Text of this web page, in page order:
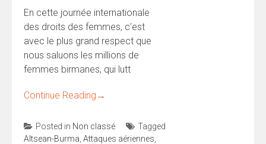
En cette journée internationale
des droits des femmes, c’est
avec le plus grand respect que
nous saluons les millions de
femmes birmanes, qui lutt
Continue Reading →
Posted in Non classé
Tagged
Altsean-Burma Attaques aériennes